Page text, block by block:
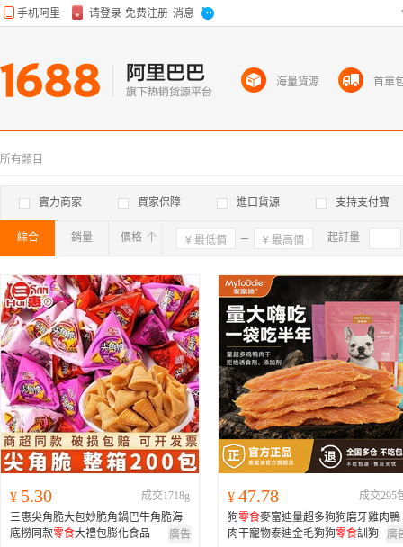
所有類目
實力商家 買家保障 進口貨源 支持支付寶
綜合 銷量 價格 確定 起訂量
¥ 5.30
成交1718g
三惠尖角脆大包妙脆角鍋巴牛角脆海
底撈同款零食大禮包膨化食品
廣告
¥ 47.78
成交295
狗零食麥富迪量超多狗狗磨牙雞肉鴨
肉干寵物泰迪金毛狗狗零食訓狗
廣
海量貨源 首單